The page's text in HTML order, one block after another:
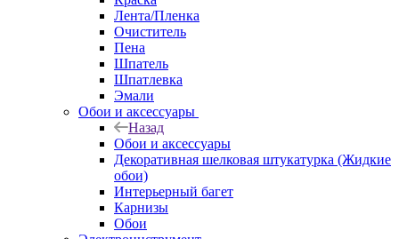
Лента/Пленка
Очиститель
Пена
Шпатель
Шпатлевка
Эмали
Обои и аксессуары
Назад
Обои и аксессуары
Декоративная шелковая штукатурка (Жидкие
обои)
Интерьерный багет
Карнизы
Обои